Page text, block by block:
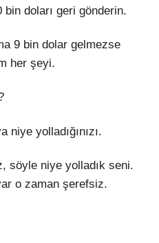
doları geri gönderin.
9 bin dolar gelmezse
her şeyi.
niye yolladığınızı.
söyle niye yolladık seni.
o zaman şerefsiz.